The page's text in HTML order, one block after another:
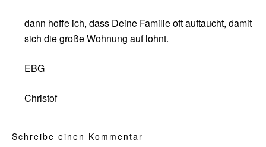
dann hoffe ich, dass Deine Familie oft auftaucht, damit
sich die große Wohnung auf lohnt.
EBG
Christof
Schreibe einen Kommentar